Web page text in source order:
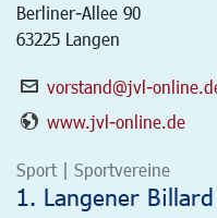
Berliner-Allee 90
63225 Langen
vorstand@jvl-
www.jvl-online.de
Sport | Sportvereine
1. Langener